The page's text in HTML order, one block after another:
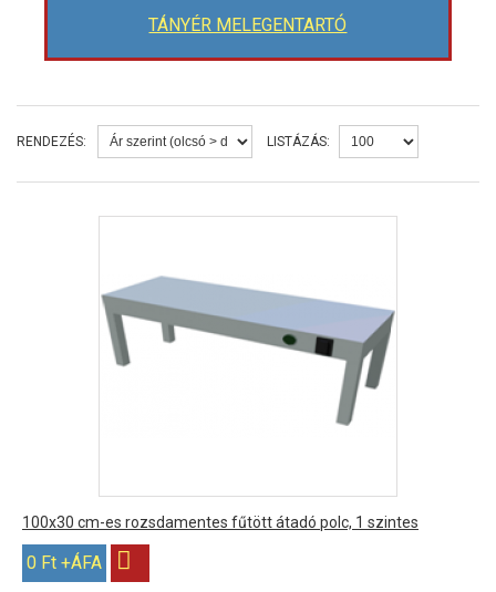
TÁNYÉR MELEGENTARTÓ
RENDEZÉS: LISTÁZÁS:
100x30 cm-es rozsdamentes fűtött átadó polc, 1 szintes
0 Ft +ÁFA